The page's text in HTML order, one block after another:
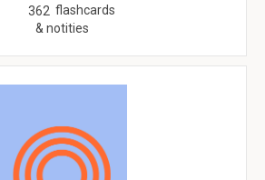
362 flashcards
& notities